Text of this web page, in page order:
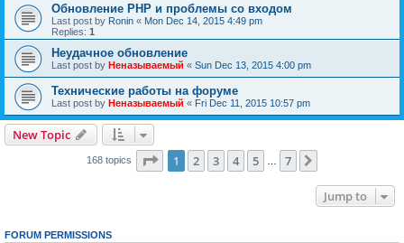
Обновление PHP и проблемы со входом
Last post by Ronin « Mon Dec 14, 2015 4:49 pm
Replies: 1
Неудачное обновление
Last post by Неназываемый « Sun Dec 13, 2015 4:00 pm
Технические работы на форуме
Last post by Неназываемый « Fri Dec 11, 2015 10:57 pm
New Topic
168 topics Page 1of 7
1 2 3 4 5 7
Jump to
FORUM PERMISSIONS